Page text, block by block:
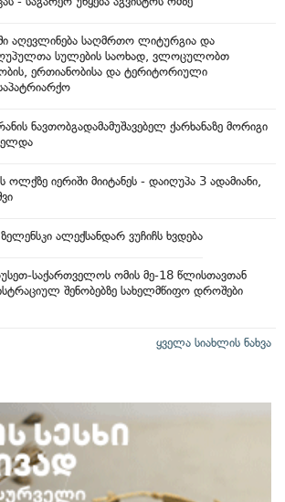
აღევლინება საღმრთო ლიტურგია და
სულების საოხად, ვლოცულობთ
ერთიანობისა და ტერიტორიული
ნავთობგადამამუშავებელ ქარხანაზე მორიგი
ოლქზე იერიში მიიტანეს - დაიღუპა 3 ადამიანი,
ალექსანდარ ვუჩიჩს ხვდება
საქართველოს ომის მე-18 წლისთავთან
შენობებზე სახელმწიფო დროშები
ყველა სიახლის ნახვა